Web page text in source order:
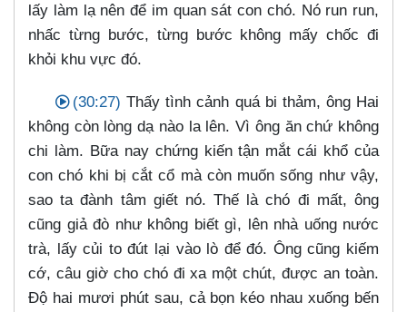
lấy làm lạ nên để im quan sát con chó. Nó run run,
nhấc từng bước, từng bước không mấy chốc đi
khỏi khu vực đó.
(30:27) Thấy tình cảnh quá bi thảm, ông Hai
không còn lòng dạ nào la lên. Vì ông ăn chứ không
chi làm. Bữa nay chứng kiến tận mắt cái khổ của
con chó khi bị cắt cổ mà còn muốn sống như vậy,
sao ta đành tâm giết nó. Thế là chó đi mất, ông
cũng giả đò như không biết gì, lên nhà uống nước
trà, lấy củi to đút lại vào lò để đó. Ông cũng kiếm
cớ, câu giờ cho chó đi xa một chút, được an toàn.
Độ hai mươi phút sau, cả bọn kéo nhau xuống bến